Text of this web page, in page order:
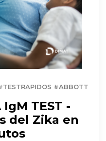
#ABBOTT
TEST -
del Zika en